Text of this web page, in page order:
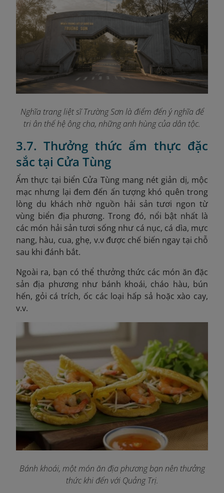
Nghĩa trang liệt sĩ Trường Sơn là điểm đến ý nghĩa để
tri ân thế hệ ông cha, những anh hùng của dân tộc.
3.7. Thưởng thức ẩm thực đặc
sắc tại Cửa Tùng
Ẩm thực tại biển Cửa Tùng mang nét giản dị, mộc
mạc nhưng lại đem đến ấn tượng khó quên trong
lòng du khách nhờ nguồn hải sản tươi ngon từ
vùng biển địa phương. Trong đó, nổi bật nhất là
các món hải sản tươi sống như cá nục, cá dìa, mực
nang, hàu, cua, ghẹ, v.v được chế biến ngay tại chỗ
sau khi đánh bắt.
Ngoài ra, bạn có thể thưởng thức các món ăn đặc
sản địa phương như bánh khoái, cháo hàu, bún
hến, gỏi cá trích, ốc các loại hấp sả hoặc xào cay,
v.v.
Bánh khoái, một món ăn địa phương bạn nên thưởng
thức khi đến với Quảng Trị.